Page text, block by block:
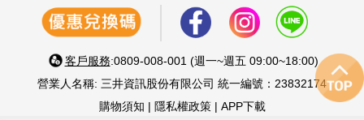
客戶服務:0809-008-001 (週一~週五 09:00~18:00)
營業人名稱: 三井資訊股份有限公司 統一編號：23832174
購物須知 | 隱私權政策| APP下載